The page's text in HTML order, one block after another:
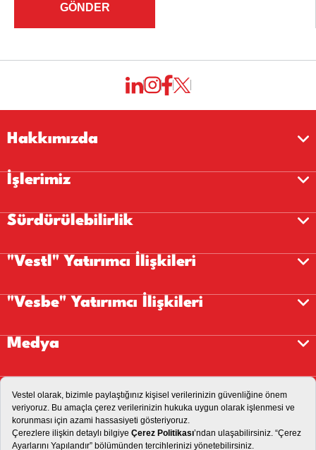
GÖNDER
Hakkımızda
İşlerimiz
Sürdürülebilirlik
"Vestl" Yatırımcı İlişkileri
"Vesbe" Yatırımcı İlişkileri
Medya
İletişim